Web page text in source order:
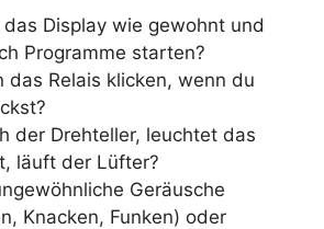
Display wie gewohnt und
Programme starten?
das Relais klicken, wenn du
der Drehteller, leuchtet das
läuft der Lüfter?
Geräusche
Knacken, Funken) oder